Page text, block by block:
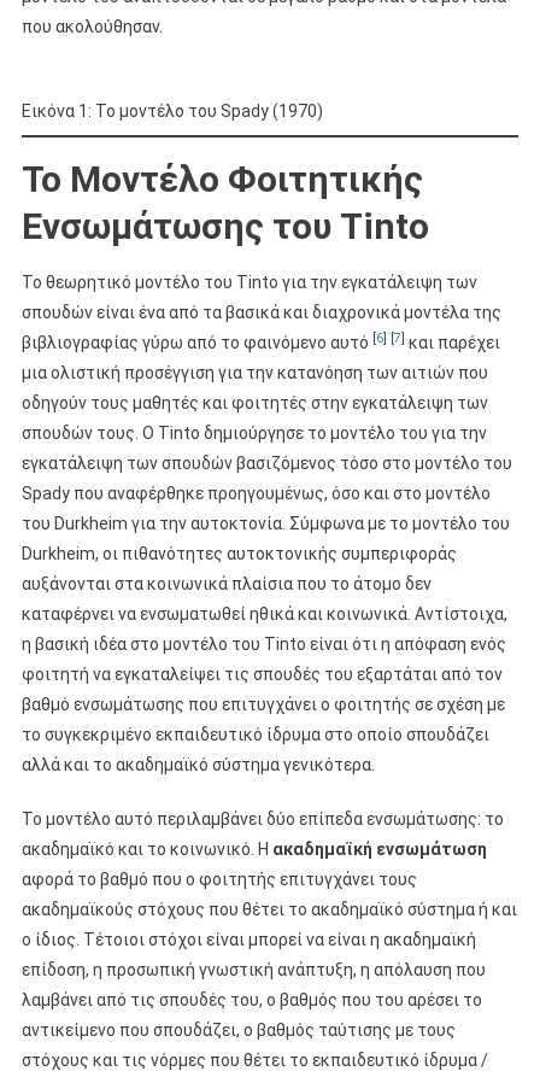
που ακολούθησαν.
Εικόνα 1: Το μοντέλο του Spady (1970)
Το Μοντέλο Φοιτητικής
Ενσωμάτωσης του Tinto
Το θεωρητικό μοντέλο του Tinto για την εγκατάλειψη των
σπουδών είναι ένα από τα βασικά και διαχρονικά μοντέλα της
βιβλιογραφίας γύρω από το φαινόμενο αυτό [6] [7] και παρέχει
μια ολιστική προσέγγιση για την κατανόηση των αιτιών που
οδηγούν τους μαθητές και φοιτητές στην εγκατάλειψη των
σπουδών τους. Ο Tinto δημιούργησε το μοντέλο του για την
εγκατάλειψη των σπουδών βασιζόμενος τόσο στο μοντέλο του
Spady που αναφέρθηκε προηγουμένως, όσο και στο μοντέλο
του Durkheim για την αυτοκτονία. Σύμφωνα με το μοντέλο του
Durkheim, οι πιθανότητες αυτοκτονικής συμπεριφοράς
αυξάνονται στα κοινωνικά πλαίσια που το άτομο δεν
καταφέρνει να ενσωματωθεί ηθικά και κοινωνικά. Αντίστοιχα,
η βασική ιδέα στο μοντέλο του Tinto είναι ότι η απόφαση ενός
φοιτητή να εγκαταλείψει τις σπουδές του εξαρτάται από τον
βαθμό ενσωμάτωσης που επιτυγχάνει ο φοιτητής σε σχέση με
το συγκεκριμένο εκπαιδευτικό ίδρυμα στο οποίο σπουδάζει
αλλά και το ακαδημαϊκό σύστημα γενικότερα.
Το μοντέλο αυτό περιλαμβάνει δύο επίπεδα ενσωμάτωσης: το
ακαδημαϊκό και το κοινωνικό. Η ακαδημαϊκή ενσωμάτωση
αφορά το βαθμό που ο φοιτητής επιτυγχάνει τους
ακαδημαϊκούς στόχους που θέτει το ακαδημαϊκό σύστημα ή και
ο ίδιος. Τέτοιοι στόχοι είναι μπορεί να είναι η ακαδημαϊκή
επίδοση, η προσωπική γνωστική ανάπτυξη, η απόλαυση που
λαμβάνει από τις σπουδές του, ο βαθμός που του αρέσει το
αντικείμενο που σπουδάζει, ο βαθμός ταύτισης με τους
στόχους και τις νόρμες που θέτει το εκπαιδευτικό ίδρυμα /